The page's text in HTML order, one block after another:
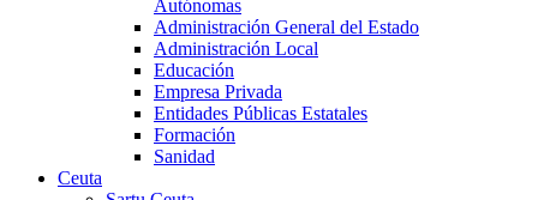
Autónomas
Administración General del Estado
Administración Local
Educación
Empresa Privada
Entidades Públicas Estatales
Formación
Sanidad
Ceuta